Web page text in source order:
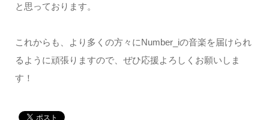
と思っております。
これからも、より多くの方々にNumber_iの音楽を届けられ
るように頑張りますので、ぜひ応援よろしくお願いしま
す！